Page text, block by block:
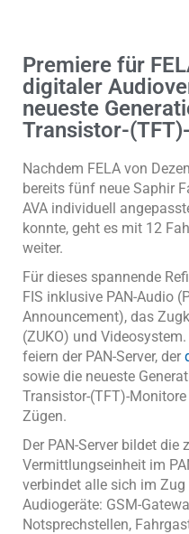
Premiere für
digitaler
neueste
Transistor-
Nachdem FELA von
bereits fünf neue Saphir
AVA individuell
konnte, geht es mit 12
weiter.
Für dieses spannende
FIS inklusive PAN-Audio
Announcement), das
(ZUKO) und
feiern der PAN-Server, der
sowie die neueste
Transistor-(TFT)-Monitore
Zügen.
Der PAN-Server bildet die
Vermittlungseinheit im
verbindet alle sich im Zug
Audiogeräte: GSM-
Notsprechstellen,